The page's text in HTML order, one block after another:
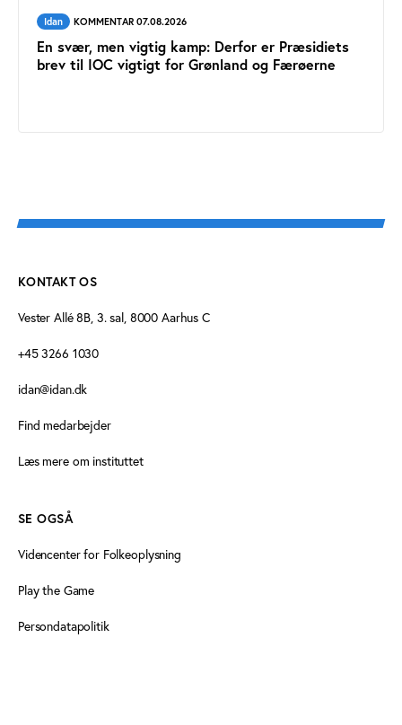
Idan KOMMENTAR 07.08.2026
En svær, men vigtig kamp: Derfor er Præsidiets
brev til IOC vigtigt for Grønland og Færøerne
KONTAKT OS
Vester Allé 8B, 3. sal, 8000 Aarhus C
+45 3266 1030
idan@idan.dk
Find medarbejder
Læs mere om instituttet
SE OGSÅ
Videncenter for Folkeoplysning
Play the Game
Persondatapolitik